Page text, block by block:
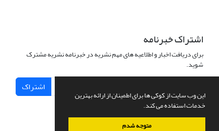
این وب سایت از کوکی ها برای اطمینان از ارائه بهترین
خدمات استفاده می کند.
متوجه شدم
اشتراک خبرنامه
برای دریافت اخبار و اطلاعیه های مهم نشریه در خبرنامه نشریه مشترک
شوید.
اشتراک